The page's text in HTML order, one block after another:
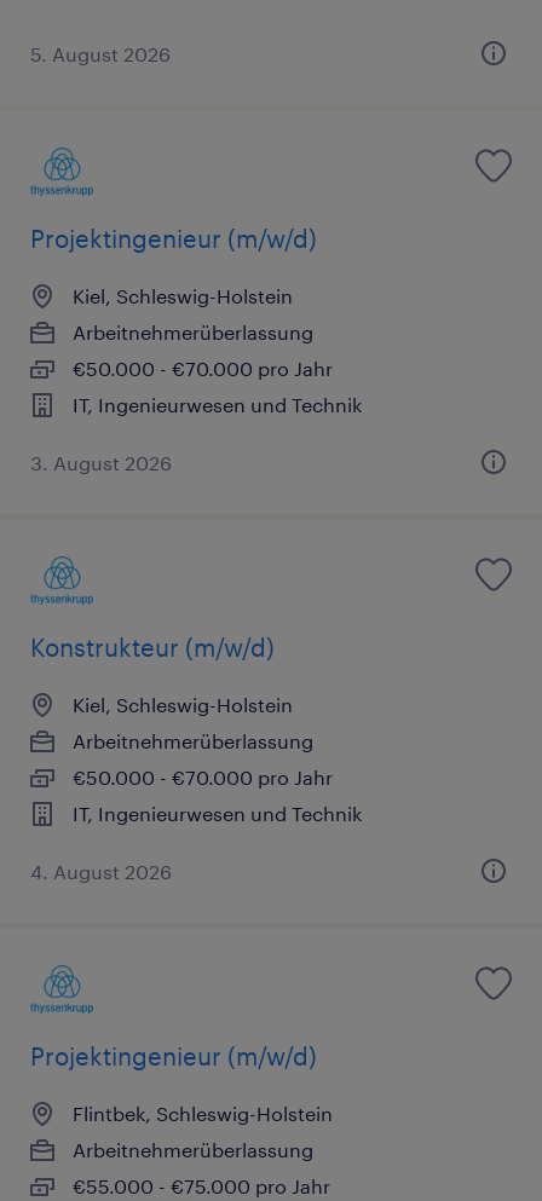
5. August 2026
Projektingenieur (m/w/d)
Kiel, Schleswig-Holstein
Arbeitnehmerüberlassung
€50.000 - €70.000 pro Jahr
IT, Ingenieurwesen und Technik
3. August 2026
Konstrukteur (m/w/d)
Kiel, Schleswig-Holstein
Arbeitnehmerüberlassung
€50.000 - €70.000 pro Jahr
IT, Ingenieurwesen und Technik
4. August 2026
Projektingenieur (m/w/d)
Flintbek, Schleswig-Holstein
Arbeitnehmerüberlassung
€55.000 - €75.000 pro Jahr